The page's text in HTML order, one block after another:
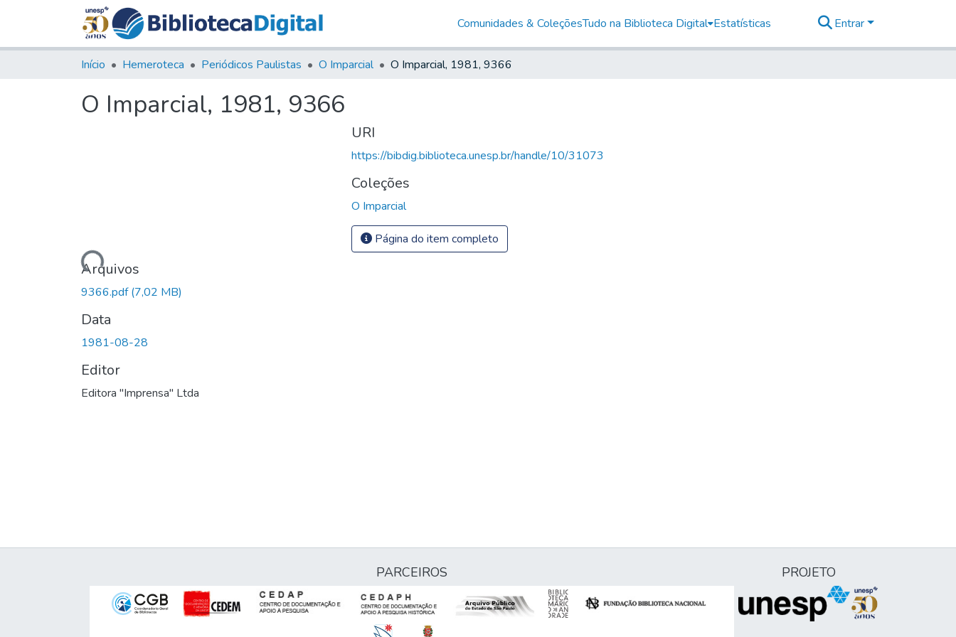
Comunidades & ColeçõesTudo na Biblioteca Digital Estatísticas Entrar
Início Hemeroteca Periódicos Paulistas O Imparcial O Imparcial, 1981, 9366
O Imparcial, 1981, 9366
Carregando...Arquivos
9366.pdf(7,02 MB)
Data
1981-08-28
Editor
Editora "Imprensa" Ltda
URI
https://bibdig.biblioteca.unesp.br/handle/10/31073
Coleções
O Imparcial
Página do item completo
PARCEIROS PROJETO